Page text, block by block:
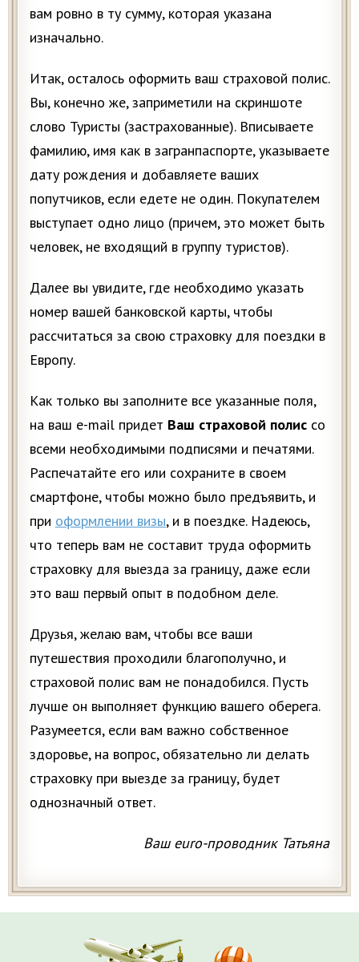
вам ровно в ту сумму, которая указана
изначально.
Итак, осталось оформить ваш страховой полис.
Вы, конечно же, заприметили на скриншоте
слово Туристы (застрахованные). Вписываете
фамилию, имя как в загранпаспорте, указываете
дату рождения и добавляете ваших
попутчиков, если едете не один. Покупателем
выступает одно лицо (причем, это может быть
человек, не входящий в группу туристов).
Далее вы увидите, где необходимо указать
номер вашей банковской карты, чтобы
рассчитаться за свою страховку для поездки в
Европу.
Как только вы заполните все указанные поля,
на ваш e-mail придет Ваш страховой полис со
всеми необходимыми подписями и печатями.
Распечатайте его или сохраните в своем
смартфоне, чтобы можно было предъявить, и
при оформлении визы, и в поездке. Надеюсь,
что теперь вам не составит труда оформить
страховку для выезда за границу, даже если
это ваш первый опыт в подобном деле.
Друзья, желаю вам, чтобы все ваши
путешествия проходили благополучно, и
страховой полис вам не понадобился. Пусть
лучше он выполняет функцию вашего оберега.
Разумеется, если вам важно собственное
здоровье, на вопрос, обязательно ли делать
страховку при выезде за границу, будет
однозначный ответ.
Ваш euro-проводник Татьяна